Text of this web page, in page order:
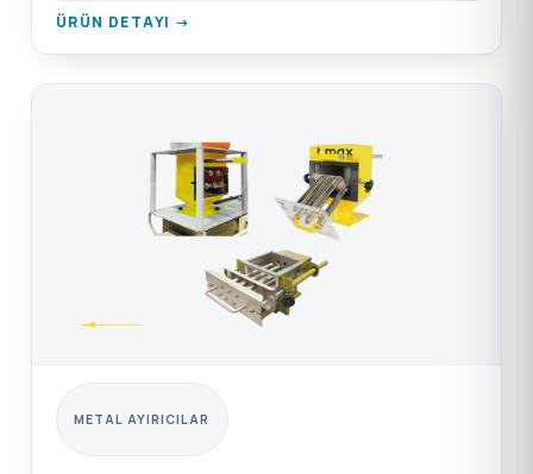
ÜRÜN DETAYI →
METAL AYIRICILAR